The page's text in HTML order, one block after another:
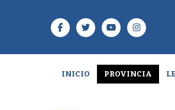
INICIO PROVINCIA